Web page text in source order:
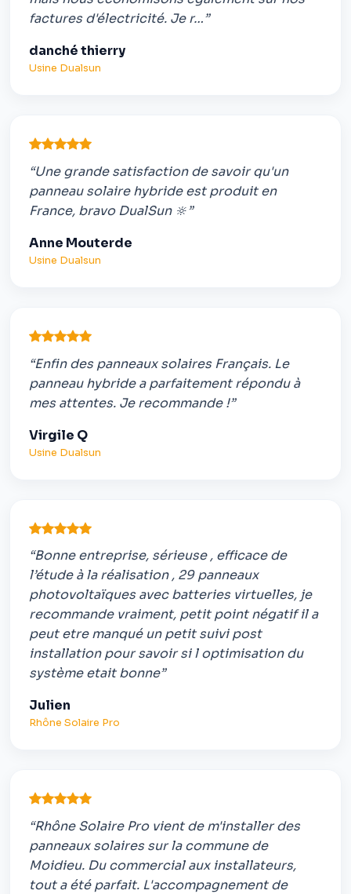
factures d'électricité. Je r…”
danché thierry
Usine Dualsun
“Une grande satisfaction de savoir qu'un
panneau solaire hybride est produit en
France, bravo DualSun 🔆”
Anne Mouterde
Usine Dualsun
“Enfin des panneaux solaires Français. Le
panneau hybride a parfaitement répondu à
mes attentes. Je recommande !”
Virgile Q
Usine Dualsun
“Bonne entreprise, sérieuse , efficace de
l’étude à la réalisation , 29 panneaux
photovoltaïques avec batteries virtuelles, je
recommande vraiment, petit point négatif il a
peut etre manqué un petit suivi post
installation pour savoir si l optimisation du
système etait bonne”
Julien
Rhône Solaire Pro
“Rhône Solaire Pro vient de m'installer des
panneaux solaires sur la commune de
Moidieu. Du commercial aux installateurs,
tout a été parfait. L'accompagnement de